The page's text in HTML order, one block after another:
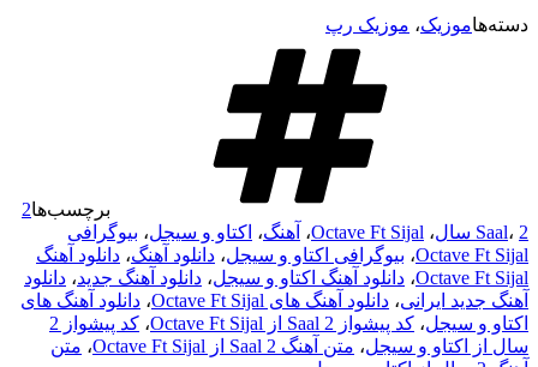
،موزیک رپ
برچسب‌ها2
،Octave Ft Sijal،آهنگ،اکتاو و سیجل، بیوگرافی
،بیوگرافی اکتاو و سیجل، دانلود آهنگ ،دانلود آهنگ
،دانلود آهنگ اکتاو و سیجل، دانلود آهنگ جدید،دانلود
ایرانی،دانلود آهنگ های Octave Ft Sijal ،دانلود آهنگ های
، کد پیشواز 2 Saal از Octave Ft Sijal ،
کد پیشواز 2
و سیجل، متن آهنگ 2 Saal از Octave Ft Sijal ،متن